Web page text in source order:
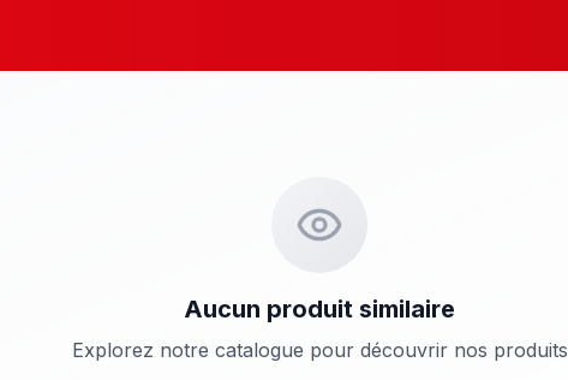
Aucun produit similaire
Explorez notre catalogue pour découvrir nos produits